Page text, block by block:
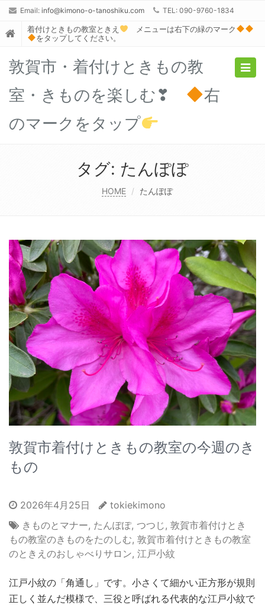
Email: info@kimono-o-tanoshiku.com TEL: 090-9760-1834
着付けときもの教室ときえ
メニューは右下の緑のマーク
をタップしてください。
敦賀市・着付けときもの教
室・きものを楽しむ❣
右
のマークをタップ
タグ: たんぽぽ
HOME たんぽぽ
敦賀市着付けときもの教室の今週のき
もの
2026年4月25日
tokiekimono
きものとマナー, たんぽぽ, つつじ , 敦賀市着付けとき
もの教室のきものをたのしむ, 敦賀市着付けときもの教室
のときえのおしゃべりサロン, 江戸小紋
江戸小紋の「角通し」です。小さくて細かい正方形が規則
正しく並んだ模様で、三役と呼ばれる代表的な江戸小紋で